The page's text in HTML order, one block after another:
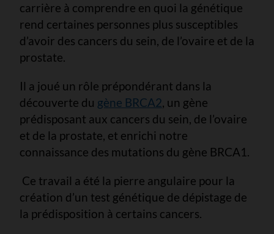
carrière à comprendre en quoi la génétique
rend certaines personnes plus susceptibles
d’avoir des cancers du sein, de l’ovaire et de la
prostate.
Il a joué un rôle prépondérant dans la
découverte du gène BRCA2, un gène
prédisposant aux cancers du sein, de l’ovaire
et de la prostate, et enrichi notre
connaissance des mutations du gène BRCA1.
Ce travail a été la pierre angulaire pour la
création d’un test génétique de dépistage de
la prédisposition à certains cancers.